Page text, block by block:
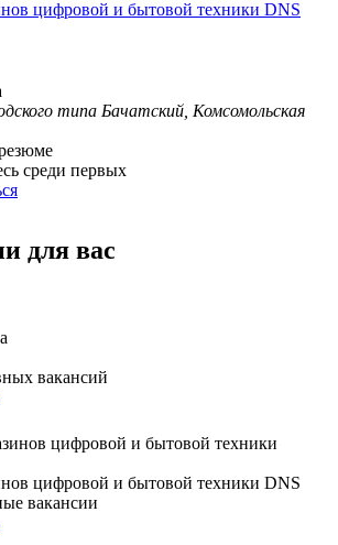
цифровой и бытовой техники DNS
типа Бачатский, Комсомольская
среди первых
для вас
вакансий
цифровой и бытовой техники DNS
вакансии